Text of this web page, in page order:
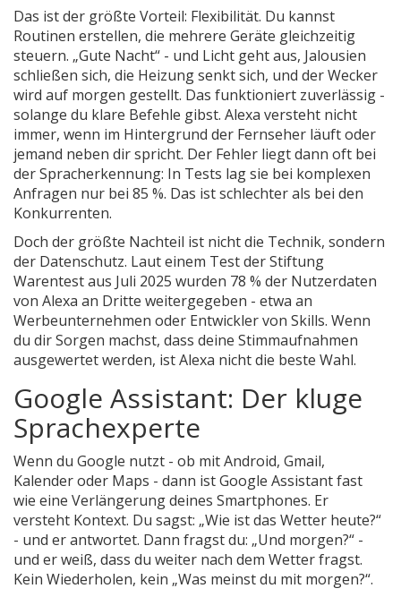
Das ist der größte Vorteil: Flexibilität. Du kannst
Routinen erstellen, die mehrere Geräte gleichzeitig
steuern. „Gute Nacht“ - und Licht geht aus, Jalousien
schließen sich, die Heizung senkt sich, und der Wecker
wird auf morgen gestellt. Das funktioniert zuverlässig -
solange du klare Befehle gibst. Alexa versteht nicht
immer, wenn im Hintergrund der Fernseher läuft oder
jemand neben dir spricht. Der Fehler liegt dann oft bei
der Spracherkennung: In Tests lag sie bei komplexen
Anfragen nur bei 85 %. Das ist schlechter als bei den
Konkurrenten.
Doch der größte Nachteil ist nicht die Technik, sondern
der Datenschutz. Laut einem Test der Stiftung
Warentest aus Juli 2025 wurden 78 % der Nutzerdaten
von Alexa an Dritte weitergegeben - etwa an
Werbeunternehmen oder Entwickler von Skills. Wenn
du dir Sorgen machst, dass deine Stimmaufnahmen
ausgewertet werden, ist Alexa nicht die beste Wahl.
Google Assistant: Der kluge
Sprachexperte
Wenn du Google nutzt - ob mit Android, Gmail,
Kalender oder Maps - dann ist Google Assistant fast
wie eine Verlängerung deines Smartphones. Er
versteht Kontext. Du sagst: „Wie ist das Wetter heute?“
- und er antwortet. Dann fragst du: „Und morgen?“ -
und er weiß, dass du weiter nach dem Wetter fragst.
Kein Wiederholen, kein „Was meinst du mit morgen?“.